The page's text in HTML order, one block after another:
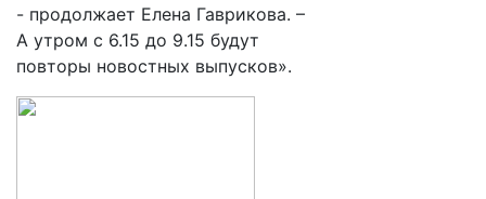
- продолжает Елена Гаврикова. –
А утром с 6.15 до 9.15 будут
повторы новостных выпусков».